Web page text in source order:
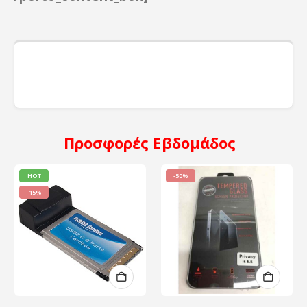
Προσφορές Εβδομάδος
HOT
-15%
-50%